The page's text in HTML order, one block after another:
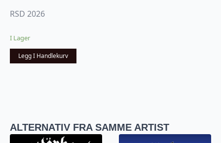
RSD 2026
I Lager
Legg I Handlekurv
ALTERNATIV FRA SAMME ARTIST